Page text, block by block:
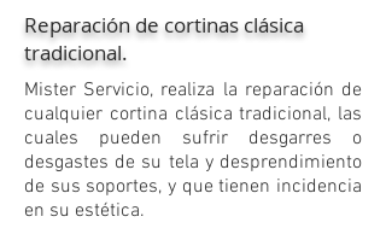
Reparación de cortinas clásica
tradicional.
​Mister Servicio, realiza la reparación de
cualquier cortina clásica tradicional, las
cuales pueden sufrir desgarres o
desgastes de su tela y desprendimiento
de sus soportes, y que tienen incidencia
en su estética.